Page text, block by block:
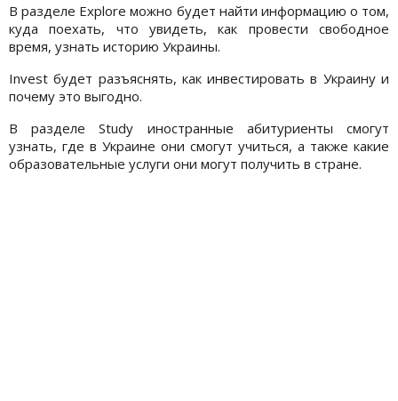
В разделе Explore можно будет найти информацию о том,
куда поехать, что увидеть, как провести свободное
время, узнать историю Украины.
Invest будет разъяснять, как инвестировать в Украину и
почему это выгодно.
В разделе Study иностранные абитуриенты смогут
узнать, где в Украине они смогут учиться, а также какие
образовательные услуги они могут получить в стране.